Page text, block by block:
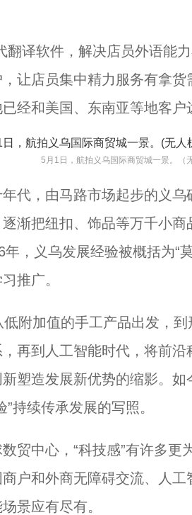
译软件，解决店员外语能力
让店员集中精力服务有拿
经和美国、东南亚等地客户
5月1日，航拍义乌国际商贸城一景。（
，由马路市场起步的义乌
渐把纽扣、饰品等万千小
，义乌发展经验被概括为“
推广。
加值的手工产品出发，到
再到人工智能时代，将前
塑造发展新优势的缩影。如
持续传承发展的写照。
中心，“科技感”有许多更
户和外商无障碍交流、人
景应有尽有。